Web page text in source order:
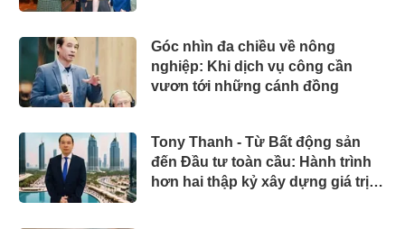
Góc nhìn đa chiều về nông
nghiệp: Khi dịch vụ công cần
vươn tới những cánh đồng
Tony Thanh - Từ Bất động sản
đến Đầu tư toàn cầu: Hành trình
hơn hai thập kỷ xây dựng giá trị